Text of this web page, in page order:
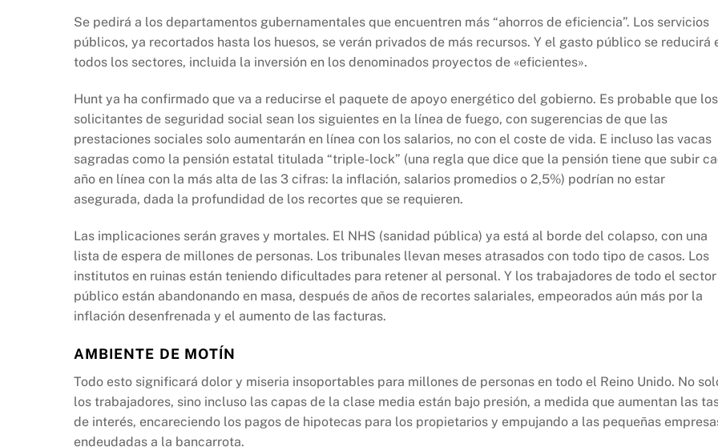
Se pedirá a los departamentos gubernamentales que encuentren más “ahorros de eficiencia”. Los servicios
públicos, ya recortados hasta los huesos, se verán privados de más recursos. Y el gasto público se reducirá
todos los sectores, incluida la inversión en los denominados proyectos de «eficientes».
Hunt ya ha confirmado que va a reducirse el paquete de apoyo energético del gobierno. Es probable que los
solicitantes de seguridad social sean los siguientes en la línea de fuego, con sugerencias de que las
prestaciones sociales solo aumentarán en línea con los salarios, no con el coste de vida. E incluso las vacas
sagradas como la pensión estatal titulada “triple-lock” (una regla que dice que la pensión tiene que subir
año en línea con la más alta de las 3 cifras: la inflación, salarios promedios o 2,5%) podrían no estar
asegurada, dada la profundidad de los recortes que se requieren.
Las implicaciones serán graves y mortales. El NHS (sanidad pública) ya está al borde del colapso, con una
lista de espera de millones de personas. Los tribunales llevan meses atrasados con todo tipo de casos. Los
institutos en ruinas están teniendo dificultades para retener al personal. Y los trabajadores de todo el sector
público están abandonando en masa, después de años de recortes salariales, empeorados aún más por la
inflación desenfrenada y el aumento de las facturas.
AMBIENTE DE MOTÍN
Todo esto significará dolor y miseria insoportables para millones de personas en todo el Reino Unido. No
los trabajadores, sino incluso las capas de la clase media están bajo presión, a medida que aumentan las
de interés, encareciendo los pagos de hipotecas para los propietarios y empujando a las pequeñas
endeudadas a la bancarrota.